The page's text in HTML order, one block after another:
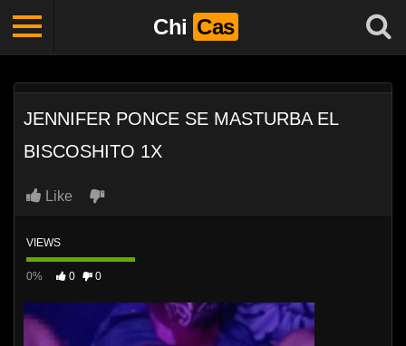
Chi Cas
JENNIFER PONCE SE MASTURBA EL
BISCOSHITO 1X
Like
VIEWS
0% 0 0